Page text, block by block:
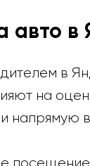
авто в
в
на
напрямую